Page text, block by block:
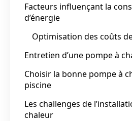
Facteurs influençant la
d’énergie
Optimisation des coûts
Entretien d’une pompe à
Choisir la bonne pompe à
piscine
Les challenges de
chaleur